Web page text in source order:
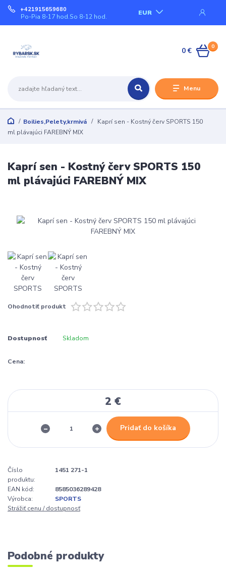
Menu
EUR
+421915659680
Po-Pia 8-17 hod.So 8-12 hod.
0
0 €
Boilies,Pelety,krmivá
Kaprí sen - Kostný červ SPORTS 150
ml plávajúci FAREBNÝ MIX
Kaprí sen - Kostný červ SPORTS 150
ml plávajúci FAREBNÝ MIX
Ohodnotiť produkt
Dostupnosť Skladom
Cena:
2 €
Pridať do košíka
Číslo
produktu:
1451 271-1
EAN kód:
8585036289428
Výrobca:
SPORTS
Strážiť cenu / dostupnosť
Podobné produkty